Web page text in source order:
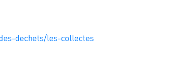
dechets/les-collectes